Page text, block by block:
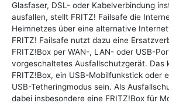
Glasfaser, DSL- oder Kabelverbindung
ausfallen, stellt FRITZ! Failsafe die
Heimnetzes über eine alternative
FRITZ! Failsafe nutzt dazu eine
FRITZ!Box per WAN-, LAN- oder USB-
vorgeschaltetes Ausfallschutzgerät. Das
FRITZ!Box, ein USB-Mobilfunkstick oder
USB-Tetheringmodus sein. Als
dabei insbesondere eine FRITZ!Box für